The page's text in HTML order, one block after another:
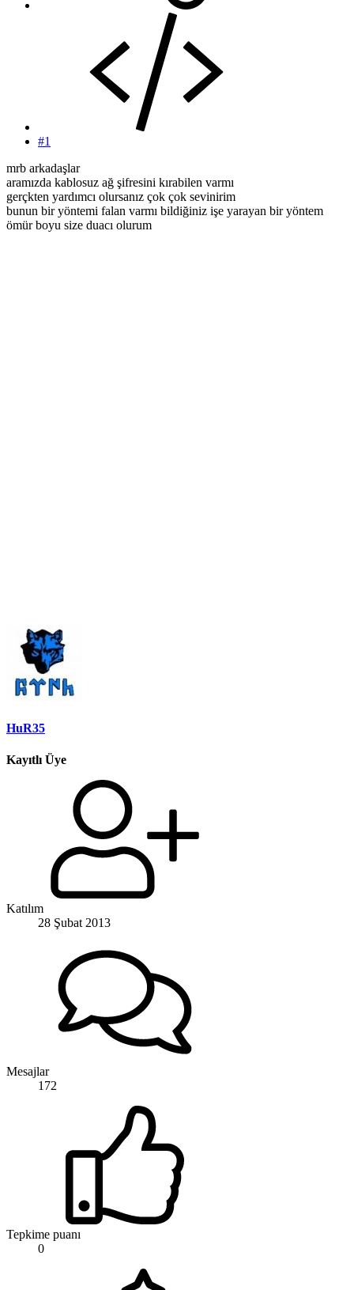
#1
mrb arkadaşlar
aramızda kablosuz ağ şifresini kırabilen varmı
gerçkten yardımcı olursanız çok çok sevinirim
bunun bir yöntemi falan varmı bildiğiniz işe yarayan bir yöntem
ömür boyu size duacı olurum
HuR35
Kayıtlı Üye
Katılım
28 Şubat 2013
Mesajlar
172
Tepkime puanı
0